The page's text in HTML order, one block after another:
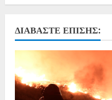
ΔΙΑΒΆΣΤΕ ΕΠΊΣΗΣ: